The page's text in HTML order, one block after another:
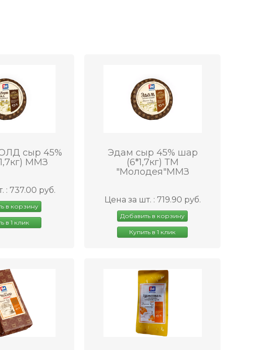
сыр 45%
ММЗ
: 737.00 руб.
в корзину
в 1 клик
Эдам сыр 45% шар
(6*1,7кг) ТМ
"Молодея"ММЗ
Цена за шт. : 719.90 руб.
Добавить в корзину
Купить в 1 клик